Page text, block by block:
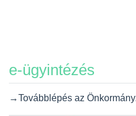
e-ügyintézés
→Továbblépés az